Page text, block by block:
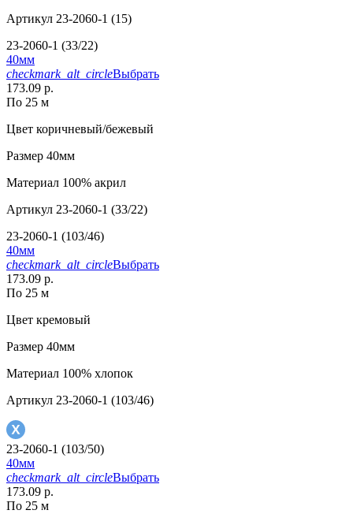
Артикул 23-2060-1 (15)
23-2060-1 (33/22)
40мм
checkmark_alt_circleВыбрать
173.09 р.
По 25 м
Цвет коричневый/бежевый
Размер 40мм
Материал 100% акрил
Артикул 23-2060-1 (33/22)
23-2060-1 (103/46)
40мм
checkmark_alt_circleВыбрать
173.09 р.
По 25 м
Цвет кремовый
Размер 40мм
Материал 100% хлопок
Артикул 23-2060-1 (103/46)
23-2060-1 (103/50)
40мм
checkmark_alt_circleВыбрать
173.09 р.
По 25 м